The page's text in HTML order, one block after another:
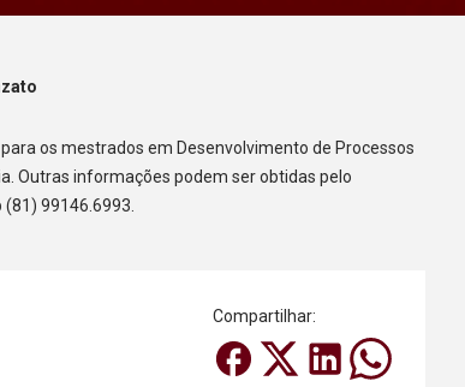
os mestrados em Desenvolvimento de Processos
Outras informações podem ser obtidas pelo
99146.6993.
Compartilhar: